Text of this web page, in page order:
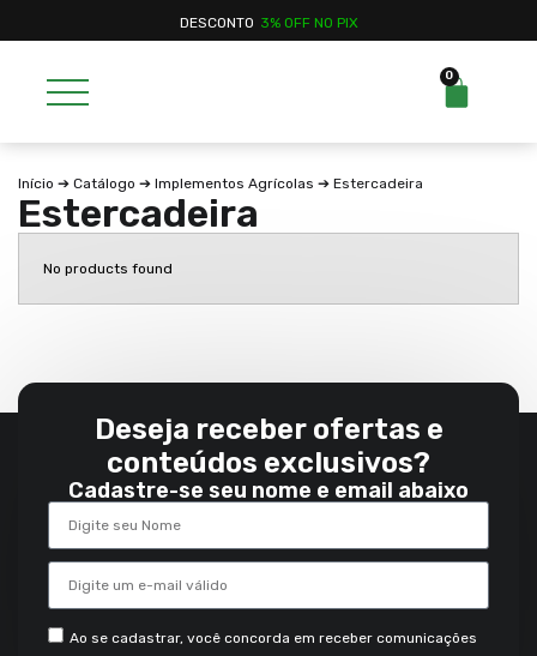
DESCONTO 3% OFF NO PIX
0
Início ➔ Catálogo ➔ Implementos Agrícolas ➔ Estercadeira
Estercadeira
No products found
Deseja receber ofertas e
conteúdos exclusivos?
Cadastre-se seu nome e email abaixo
Ao se cadastrar, você concorda em receber comunicações